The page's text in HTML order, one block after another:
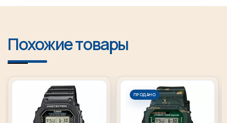
Похожие товары
ПРОДАНО